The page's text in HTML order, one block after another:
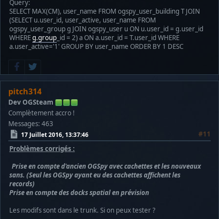
Warning: mysql_free_result() expects parameter 1 to be
Warning: mysql_fetch_array() expects parameter 1 to be
Notice: Undefined offset: 0 in /home/ospy/public_html/
Warning: mysql_free_result() expects parameter 1 to be
Warning: mysql_fetch_array() expects parameter 1 to be
Notice: Undefined offset: 0 in /home/ospy/public_html/
Warning: mysql_free_result() expects parameter 1 to be
Warning: mysql_free_result() expects parameter 1 to be
Warning: mysql_fetch_array() expects parameter 1 to be
Notice: Undefined offset: 0 in /home/ospy/public_html/
Warning: mysql_free_result() expects parameter 1 to be
Query:
SELECT MAX(CM), user_name FROM ogspy_user_building T JOIN
(SELECT u.user_id, user_active, user_name FROM
ogspy_user_group g JOIN ogspy_user u ON u.user_id = g.user_id
WHEREg.group _id = 2) a ON a.user_id = T.user_id WHERE
a.user_active='1' GROUP BY user_name ORDER BY 1 DESC
pitch314
Dev OGSteam
Complètement accro !
Messages: 463
17 Juillet 2016, 13:37:46
#11
Problèmes corrigés :
Prise en compte d'ancien OGSpy avec cachettes et les nouveaux
sans. (Seul les OGSpy ayant eu des cachettes affichent les
records)
Prise en compte des docks spatial en prévision
Les modifs sont dans le trunk. Si on peux tester ?